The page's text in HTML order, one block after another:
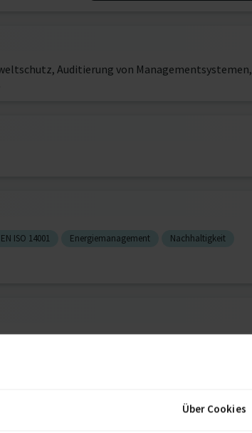
Über Cookies
Auditierung von Managementsystemen,
ISO 14001 Energiemanagement
Nachhaltigkeit